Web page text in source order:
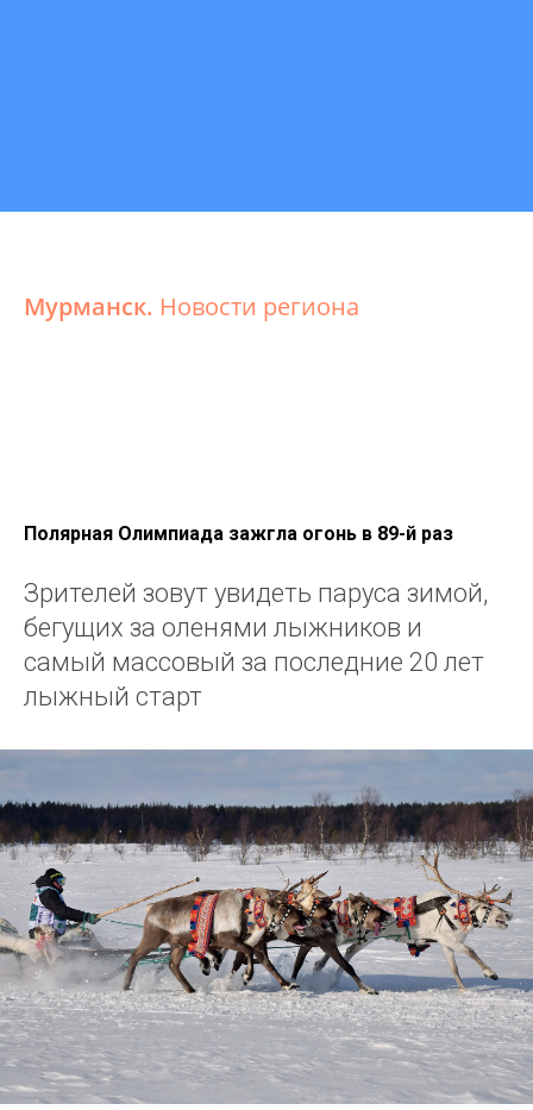
Мурманск. Новости региона
Полярная Олимпиада зажгла огонь в 89-й раз
Зрителей зовут увидеть паруса зимой,
бегущих за оленями лыжников и
самый массовый за последние 20 лет
лыжный старт